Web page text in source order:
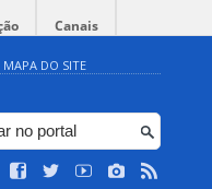
Canais
MAPA DO SITE